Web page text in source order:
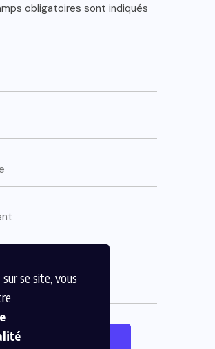
se site, vous
obligatoires sont indiqués